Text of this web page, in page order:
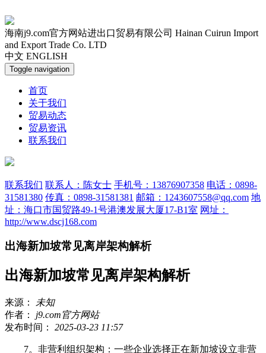
海南j9.com官方网站进出口贸易有限公司 Hainan Cuirun Import
and Export Trade Co. LTD
中文 ENGLISH
Toggle navigation
首页
关于我们
贸易动态
贸易资讯
联系我们
联系我们 联系人：陈女士 手机号：13876907358 电话：0898-
31581380 传真：0898-31581381 邮箱：1243607558@qq.com 地
址：海口市国贸路49-1号港澳发展大厦17-B1室 网址：
http://www.dscj168.com
出海新加坡常见离岸架构解析
出海新加坡常见离岸架构解析
来源：
未知
作者： j9.com官方网站
发布时间： 2025-03-23 11:57
7。非营利组织架构：一些企业选择正在新加坡设立非营